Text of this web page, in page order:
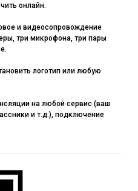
онлайн.
и видеосопровождение
три микрофона, три пары
логотип или любую
на любой сервис (ваш
и т.д.), подключение